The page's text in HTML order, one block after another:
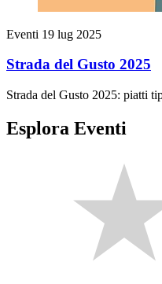
Eventi 19 lug 2025
Strada del Gusto 2025
Strada del Gusto 2025: piatti
Esplora Eventi